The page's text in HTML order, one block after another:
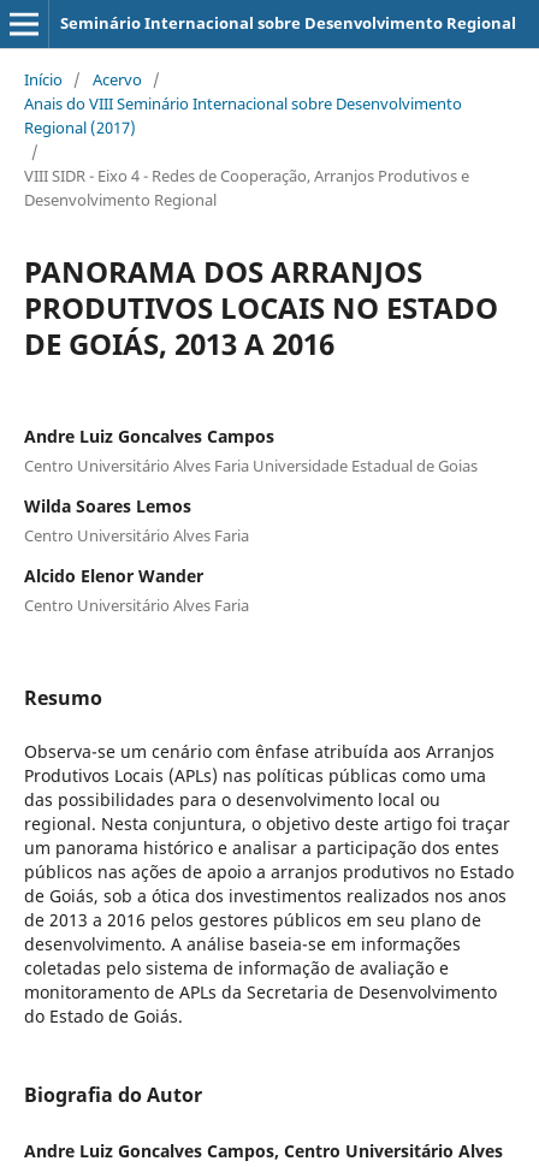
Seminário Internacional sobre Desenvolvimento Regional
Início / Acervo /
Anais do VIII Seminário Internacional sobre Desenvolvimento
Regional (2017)
/
VIII SIDR - Eixo 4 - Redes de Cooperação, Arranjos Produtivos e
Desenvolvimento Regional
PANORAMA DOS ARRANJOS
PRODUTIVOS LOCAIS NO ESTADO
DE GOIÁS, 2013 A 2016
Andre Luiz Goncalves Campos
Centro Universitário Alves Faria Universidade Estadual de Goias
Wilda Soares Lemos
Centro Universitário Alves Faria
Alcido Elenor Wander
Centro Universitário Alves Faria
Resumo
Observa-se um cenário com ênfase atribuída aos Arranjos
Produtivos Locais (APLs) nas políticas públicas como uma
das possibilidades para o desenvolvimento local ou
regional. Nesta conjuntura, o objetivo deste artigo foi traçar
um panorama histórico e analisar a participação dos entes
públicos nas ações de apoio a arranjos produtivos no Estado
de Goiás, sob a ótica dos investimentos realizados nos anos
de 2013 a 2016 pelos gestores públicos em seu plano de
desenvolvimento. A análise baseia-se em informações
coletadas pelo sistema de informação de avaliação e
monitoramento de APLs da Secretaria de Desenvolvimento
do Estado de Goiás.
Biografia do Autor
Andre Luiz Goncalves Campos, Centro Universitário Alves